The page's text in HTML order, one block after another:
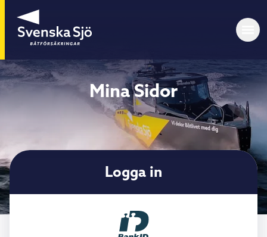
Mina Sidor
Logga in